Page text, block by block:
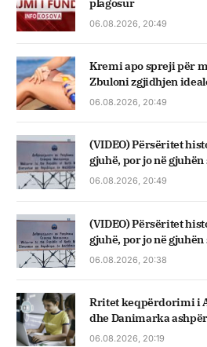
plagosur
06.08.2026, 20:49
Kremi apo spreji për
Zbuloni zgjidhjen
06.08.2026, 20:49
(VIDEO) Përsëritet
gjuhë, por jo në
06.08.2026, 20:49
(VIDEO) Përsëritet
gjuhë, por jo në
06.08.2026, 20:38
Rritet keqpërdorimi i
dhe Danimarka
06.08.2026, 20:19